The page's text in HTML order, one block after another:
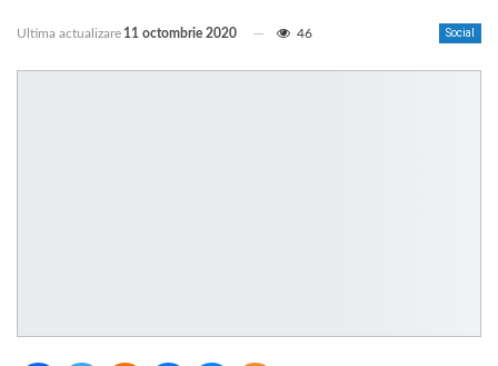
Social
Ultima actualizare 11 octombrie 2020 46